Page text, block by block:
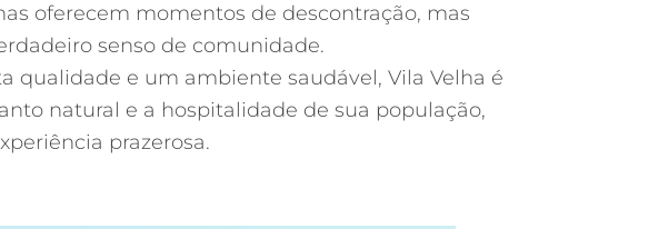
oferecem momentos de descontração, mas
senso de comunidade.
qualidade e um ambiente saudável, Vila Velha é
natural e a hospitalidade de sua população,
prazerosa.